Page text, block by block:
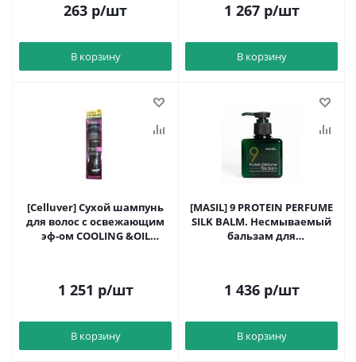
263 р/шт
В корзину
1 267р/шт
В корзину
[Celluver] Сухой шампунь
для волос с освежающим
эф-ом COOLING &OIL
1 251 р/шт
В корзину
[MASIL] 9 PROTEIN PERFUME
SILK BALM. Несмываемый
бальзам для
1 436р/шт
В корзину